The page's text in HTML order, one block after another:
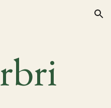
Skip to navigation
rbri